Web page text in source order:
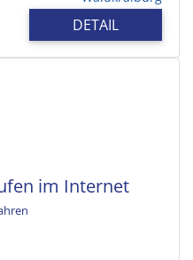
DETAIL
im Internet